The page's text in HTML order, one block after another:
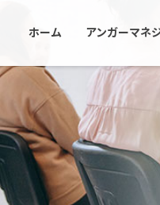
ホーム アンガーマネ